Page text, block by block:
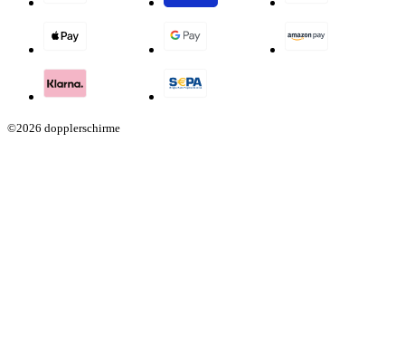
©2026 dopplerschirme